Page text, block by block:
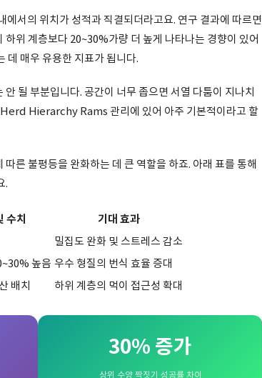
서의 위치가 성적과 직결되더라고요. 연구 결과에 따르면
위 계층보다 20~30%가량 더 높게 나타나는 경향이 있어
데 매우 유용한 지표가 됩니다.
될 부분입니다. 공간이 너무 좁으면 서열 다툼이 지나치
Herd Hierarchy Rams 관리에 있어 아주 기본적이라고 할
른 불평등을 완화하는 데 큰 역할을 하죠. 아래 표를 통해
.
수치 기대 효과
밀집도 완화 및 스트레스 감소
높음 우수 형질의 번식 효율 증대
배치 하위 계층의 먹이 접근성 확대
30% 증가
상위 수양 짝짓기 성공률 차이